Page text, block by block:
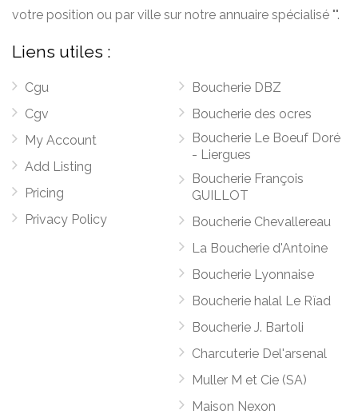
votre position ou par ville sur notre annuaire spécialisé "".
Liens utiles :
Cgu
Cgv
My Account
Add Listing
Pricing
Privacy Policy
Boucherie DBZ
Boucherie des ocres
Boucherie Le Boeuf Doré
- Liergues
Boucherie François
GUILLOT
Boucherie Chevallereau
La Boucherie d'Antoine
Boucherie Lyonnaise
Boucherie halal Le Rïad
Boucherie J. Bartoli
Charcuterie Del'arsenal
Muller M et Cie (SA)
Maison Nexon